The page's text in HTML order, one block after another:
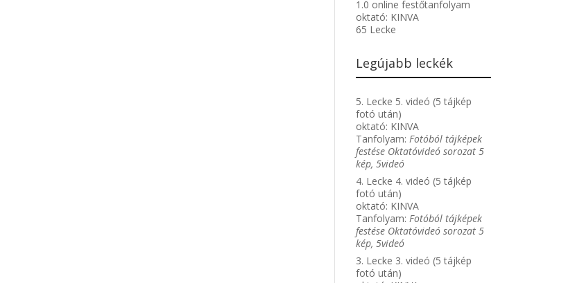
1.0 online festőtanfolyam
oktató: KINVA
65 Lecke
Legújabb leckék
5. Lecke 5. videó (5 tájkép
fotó után)
oktató: KINVA
Tanfolyam:Fotóból tájképek
festése Oktatóvideó sorozat 5
kép, 5videó
4. Lecke 4. videó (5 tájkép
fotó után)
oktató: KINVA
Tanfolyam:Fotóból tájképek
festése Oktatóvideó sorozat 5
kép, 5videó
3. Lecke 3. videó (5 tájkép
fotó után)